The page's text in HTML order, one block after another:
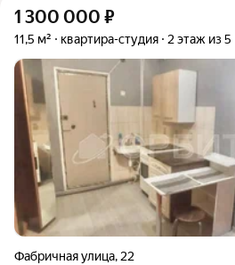
1 300 000 ₽
11,5 м² квартира-студия 2 этаж из 5
Фабричная улица, 22